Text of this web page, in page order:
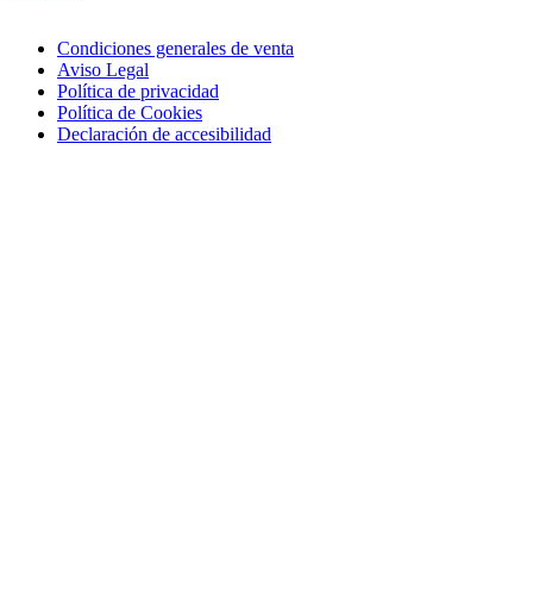
Condiciones generales de venta
Aviso Legal
Política de privacidad
Política de Cookies
Declaración de accesibilidad